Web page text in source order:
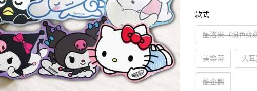
款式
酷洛米（粉色蝴
美樂蒂 大
酷企鵝